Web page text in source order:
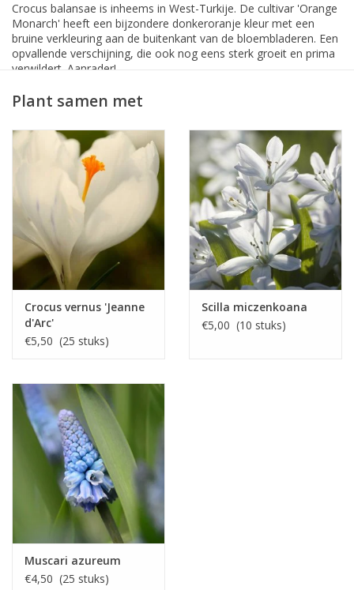
Crocus balansae is inheems in West-Turkije. De cultivar 'Orange
Monarch' heeft een bijzondere donkeroranje kleur met een
bruine verkleuring aan de buitenkant van de bloembladeren. Een
opvallende verschijning, die ook nog eens sterk groeit en prima
verwildert. Aanrader!
Synoniem: Crocus olivieri subsp. balansae 'Orange Monarch'
Plant samen met
Crocus vernus 'Jeanne
d'Arc'
€5,50 (25 stuks)
Scilla miczenkoana
€5,00 (10 stuks)
Muscari azureum
€4,50 (25 stuks)